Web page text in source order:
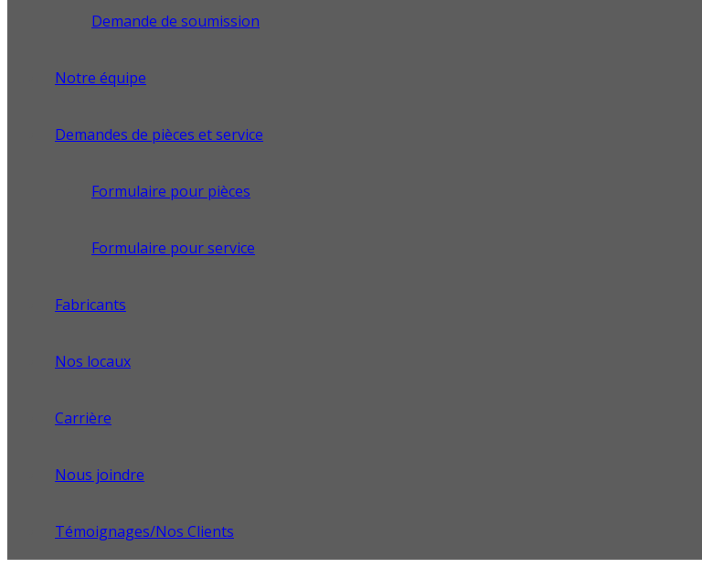
Demande de soumission
Notre équipe
Demandes de pièces et service
Formulaire pour pièces
Formulaire pour service
Fabricants
Nos locaux
Carrière
Nous joindre
Témoignages/Nos Clients